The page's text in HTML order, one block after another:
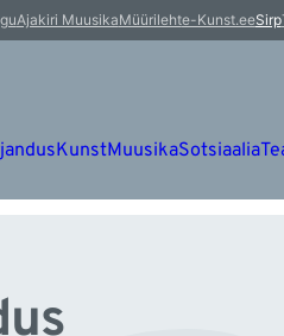
Ajakiri MuusikaMüürilehte-Kunst.eeSirp
KunstMuusikaSotsiaalia